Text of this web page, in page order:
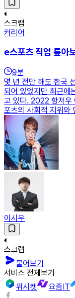
스크랩
커리어
e스포츠 직업 톺아
9분
몇 년 전만 해도 한국
되어 있었지만 최근에
고 있다. 2022 항저우
포츠의 사회적 지위와
이시우
스크랩
물어보기
서비스 전체보기
위시켓
요즘IT